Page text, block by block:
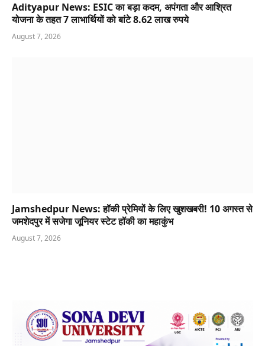
Adityapur News: ESIC का बड़ा कदम, अपंगता और आश्रित
योजना के तहत 7 लाभार्थियों को बांटे 8.62 लाख रुपये
August 7, 2026
Jamshedpur News: हॉकी प्रेमियों के लिए खुशखबरी! 10 अगस्त से
जमशेदपुर में सजेगा जूनियर स्टेट हॉकी का महाकुंभ
August 7, 2026